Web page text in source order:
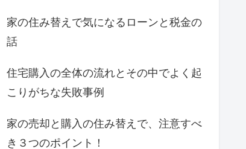
家の住み替えで気になるローンと税金の
話
住宅購入の全体の流れとその中でよく起
こりがちな失敗事例
家の売却と購入の住み替えで、注意すべ
き３つのポイント！